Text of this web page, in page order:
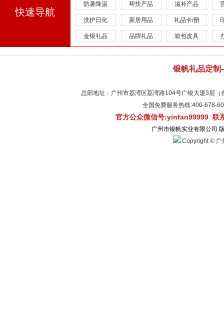
快速导航
防暑降温 帮扶产品 滋补产品
洗护日化 家居用品 礼品卡/册
金银礼品 品牌礼品 箱包皮具
银帆礼品定
总部地址：广州市荔湾区荔湾路104号广银大厦3层
全国免费服务热线:400-
官方公众微信号:yinfan99999 联
广州市银帆实业有限公司
Copyright © 广